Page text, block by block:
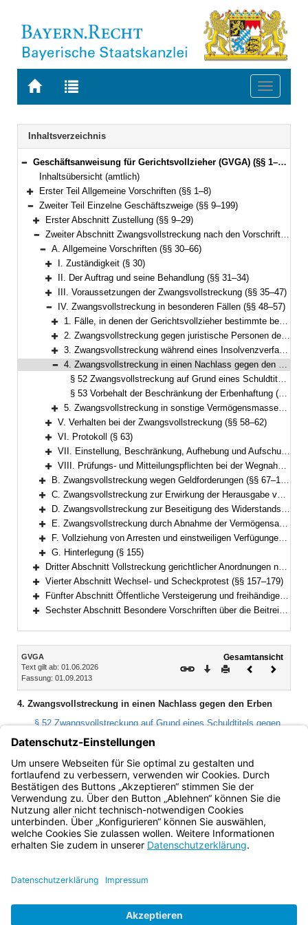
Zur
BAYERN.RECHT
Zur
letzten
Suche
Toggle
Navigation
Inhaltsverzeichnis
Bereich reduzieren
Geschäftsanweisung für Gerichtsvollzieher (GVGA) (§§ 1–199)
Inhaltsübersicht (amtlich)
Bereich erweitern
Erster Teil Allgemeine Vorschriften (§§ 1–8)
Bereich reduzieren
Zweiter Teil Einzelne Geschäftszweige (§§ 9–199)
Bereich erweitern
Erster Abschnitt Zustellung (§§ 9–29)
Bereich reduzieren
Zweiter Abschnitt Zwangsvollstreckung nach den Vorschriften der ZPO (§§ 30–155)
Bereich reduzieren
A. Allgemeine Vorschriften (§§ 30–66)
Bereich erweitern
I. Zuständigkeit (§ 30)
Bereich erweitern
II. Der Auftrag und seine Behandlung (§§ 31–34)
Bereich erweitern
III. Voraussetzungen der Zwangsvollstreckung (§§ 35–47)
Bereich reduzieren
IV. Zwangsvollstreckung in besonderen Fällen (§§ 48–57)
Bereich erweitern
1. Fälle, in denen der Gerichtsvollzieher bestimmte besondere Voraussetzungen der Zwangsvollstreckung festzustellen hat (§§ 48–49)
Bereich erweitern
2. Zwangsvollstreckung gegen juristische Personen des öffentlichen Rechts (§ 50)
Bereich erweitern
3. Zwangsvollstreckung während eines Insolvenzverfahrens (§ 51)
Bereich reduzieren
4. Zwangsvollstreckung in einen Nachlass gegen den Erben (§§ 52–53)
§ 52 Zwangsvollstreckung auf Grund eines Schuldtitels gegen den Erblasser, Erben, Nachlasspfleger, Nachlassverwalter oder Testamentsvollstrecker
§ 53 Vorbehalt der Beschränkung der Erbenhaftung (§§ 780 bis 785 ZPO)
Bereich erweitern
5. Zwangsvollstreckung in sonstige Vermögensmassen (§§ 54–57)
Bereich erweitern
V. Verhalten bei der Zwangsvollstreckung (§§ 58–62)
Bereich erweitern
VI. Protokoll (§ 63)
Bereich erweitern
VII. Einstellung, Beschränkung, Aufhebung und Aufschub der Zwangsvollstreckung (§§ 64–65)
Bereich erweitern
VIII. Prüfungs- und Mitteilungspflichten bei der Wegnahme und Weitergabe von Waffen und Munition (§ 66)
Bereich erweitern
B. Zwangsvollstreckung wegen Geldforderungen (§§ 67–126)
Bereich erweitern
C. Zwangsvollstreckung zur Erwirkung der Herausgabe von Sachen (§§ 127–132)
Bereich erweitern
D. Zwangsvollstreckung zur Beseitigung des Widerstands des Schuldners gegen Handlungen, die er nach den §§ 887, 890 ZPO zu dulden hat, oder zur Beseitigung von Zuwiderhandlungen des Schuldners gegen eine Unterlassungsverpflichtung aus einer Anordnung nach § 1 GewSchG (§ 96 FamFG) (§§ 133–134)
Bereich erweitern
E. Zwangsvollstreckung durch Abnahme der Vermögensauskunft gemäß § 802c, der eidesstattlichen Versicherung gemäß § 836 Absatz 3 oder § 883 Absatz 2 ZPO oder § 94 FamFG und durch Haft; Vorführung von Parteien und Zeugen (§§ 135–151)
Bereich erweitern
F. Vollziehung von Arresten und einstweiligen Verfügungen (§§ 152–154)
Bereich erweitern
G. Hinterlegung (§ 155)
Bereich erweitern
Dritter Abschnitt Vollstreckung gerichtlicher Anordnungen nach dem Gesetz über das Verfahren in Familiensachen und in den Angelegenheiten der freiwilligen Gerichtsbarkeit (§ 156)
Bereich erweitern
Vierter Abschnitt Wechsel- und Scheckprotest (§§ 157–179)
Bereich erweitern
Fünfter Abschnitt Öffentliche Versteigerung und freihändiger Verkauf außerhalb der Zwangsvollstreckung (§§ 180–195)
Sechster Abschnitt Besondere Vorschriften über die Beitreibung nach dem Justizbeitreibungsgesetz und im Verwaltungsvollstreckungsverfahren (§§ 196–199)
Inhalt
GVGA
Text gilt ab: 01.06.2026
Fassung: 01.09.2013
Gesamtansicht
Download
DruckenVorheriges
4. Zwangsvollstreckung in einen Nachlass gegen den Erben
§ 52 Zwangsvollstreckung auf Grund eines Schuldtitels gegen
den Erblasser, Erben, Nachlasspfleger, Nachlassverwalter oder
Testamentsvollstrecker
§ 53 Vorbehalt der Beschränkung der Erbenhaftung (§§ 780 bis
785 ZPO)
Bayern.de
BayernPortal
Impressum